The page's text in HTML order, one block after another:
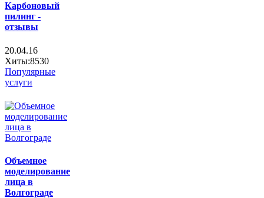
Карбоновый
пилинг -
отзывы
20.04.16
Хиты:8530
Популярные
услуги
Объемное
моделирование
лица в
Волгограде